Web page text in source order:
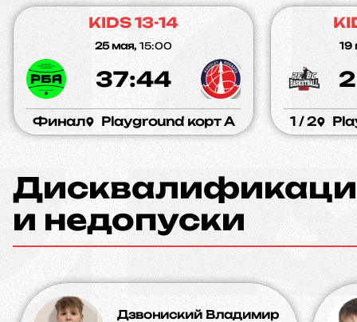
KIDS 13-14
25 мая, 15:00
37:44
Финал Playground корт A
19
1 / 2
и недопуски
Дзвониский Владимир